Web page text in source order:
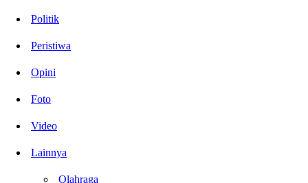
Politik
Peristiwa
Opini
Foto
Video
Lainnya
Olahraga